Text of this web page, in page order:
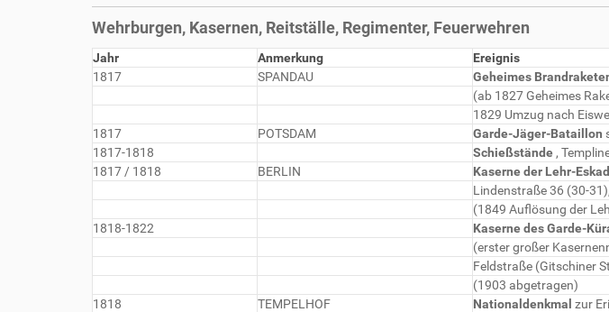
d
h
i
e
r
Wehrburgen, Kasernen, Reitställe, Regimenter, Feuerwehren
Jahr Anmerkung
Ereignis
1817
SPANDAU
Geheimes
(ab 1827 Geheimes
1829 Umzug nach
1817
POTSDAM Garde-Jäger-Bataillon
1817-1818
Schießstände ,
1817 / 1818
BERLIN Kaserne der Lehr-
Lindenstraße 36 (30-
(1849 Auflösung der
1818-1822
Kaserne des Garde-
(erster großer
Feldstraße (Gitschiner
(1903 abgetragen)
1818
TEMPELHOF Nationaldenkmal zur